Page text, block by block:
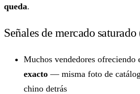
queda.
Señales de mercado
Muchos vendedores ofreciendo
exacto — misma foto de
chino detrás